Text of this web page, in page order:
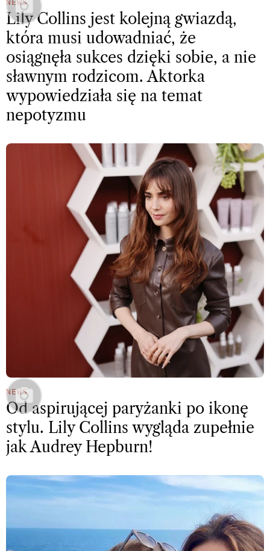
Lily Collins jest kolejną gwiazdą,
która musi udowadniać, że
osiągnęła sukces dzięki sobie, a nie
sławnym rodzicom. Aktorka
wypowiedziała się na temat
nepotyzmu
NEWS
Od aspirującej paryżanki po ikonę
stylu. Lily Collins wygląda zupełnie
jak Audrey Hepburn!